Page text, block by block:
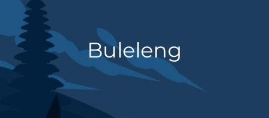
Buleleng